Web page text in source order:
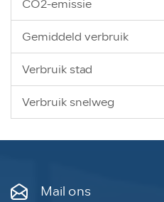
CO2-emissie
Gemiddeld verbruik
Verbruik stad
Verbruik snelweg
Mail ons